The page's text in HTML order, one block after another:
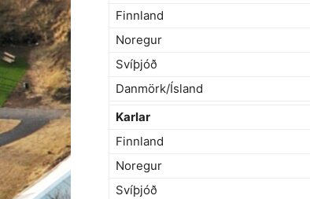
Finnland
Noregur
Svíþjóð
Danmörk/Ísland
Karlar
Finnland
Noregur
Svíþjóð